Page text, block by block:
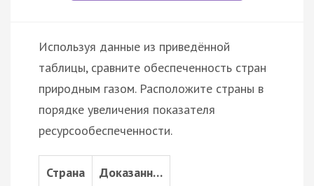
Используя данные из приведённой
таблицы, сравните обеспеченность стран
природным газом. Расположите страны в
порядке увеличения показателя
ресурсообеспеченности.
Страна Доказанн…